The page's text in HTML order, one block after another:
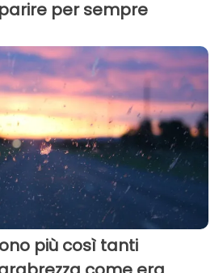
per sempre
più così tanti